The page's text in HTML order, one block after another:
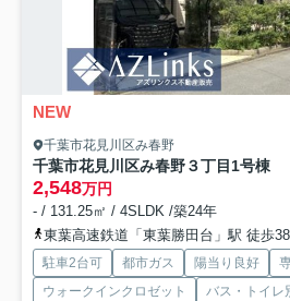
NEW
千葉市花見川区み春野
千葉市花見川区み春野３丁目 1号棟
2,548万円
- / 131.25㎡ / 4SLDK /築24年
東葉高速鉄道「東葉勝田台」駅 徒歩
駐車2台可 都市ガス 陽当り良好
ウォークインクロゼット
バス・トイレ